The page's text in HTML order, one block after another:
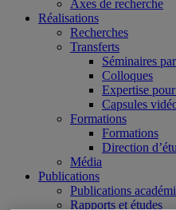
Axes de recherche
Réalisations
Recherches
Transferts
Séminaires
Colloques
Expertise
Capsules
Formations
Formations
Direction
Média
Publications
Publications
Rapports et études